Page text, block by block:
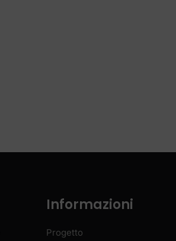
Informazioni
Progetto